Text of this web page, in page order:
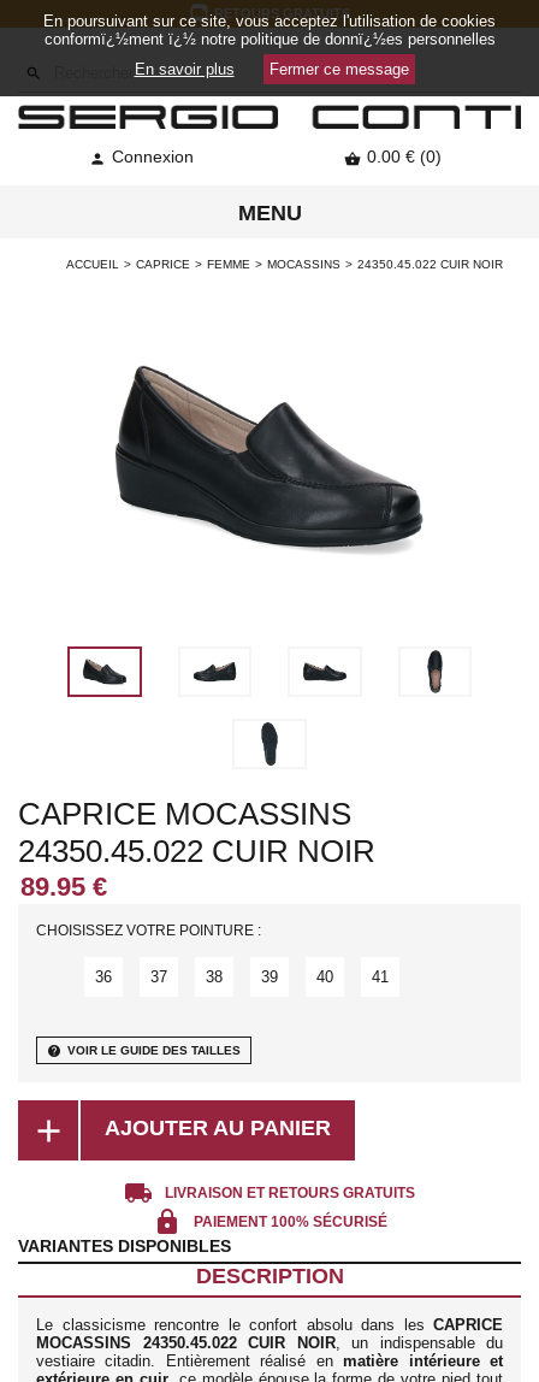
RETOURS GRATUITS

 Connexion  0.00 € (0)
MENU
ACCUEIL CAPRICE FEMME MOCASSINS 24350.45.022 CUIR NOIR
CAPRICE MOCASSINS
24350.45.022 CUIR NOIR
CHOISISSEZ VOTRE POINTURE :
36 37 38 39 40 41
help VOIR LE GUIDE DES TAILLES
add AJOUTER AU PANIER
local_shipping LIVRAISON ET RETOURS GRATUITS
lock PAIEMENT 100% SÉCURISÉ
VARIANTES DISPONIBLES
DESCRIPTION
Le classicisme rencontre le confort absolu dans les CAPRICE
MOCASSINS 24350.45.022 CUIR NOIR, un indispensable du
vestiaire citadin. Entièrement réalisé enmatière intérieure et
En poursuivant sur ce site, vous acceptez l'utilisation de cookies
conformï¿½ment ï¿½ notre politique de donnï¿½es personnelles
En savoir plus
Fermer ce message